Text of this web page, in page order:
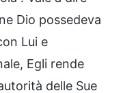
Dio possedeva
Lui e
Egli rende
delle Sue